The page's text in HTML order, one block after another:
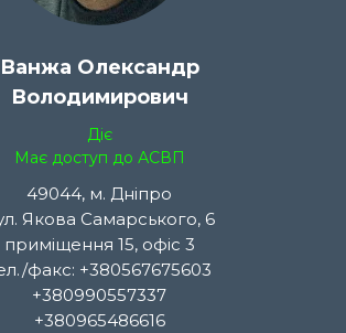
Ванжа Олександр
Володимирович
Діє
Має доступ до АСВП
49044, м. Дніпро
Якова Самарського, 6
приміщення 15, офіс 3
факс: +380567675603
+380990557337
+380965486616